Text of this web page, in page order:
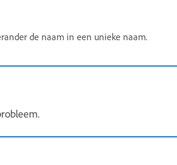
de naam in een unieke naam.